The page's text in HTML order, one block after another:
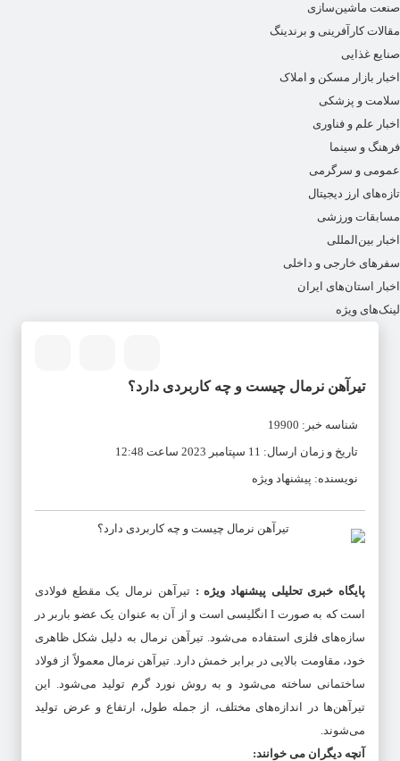
صنعت ماشین‌سازی
مقالات کارآفرینی و برندینگ
صنایع غذایی
اخبار بازار مسکن و املاک
سلامت و پزشکی
اخبار علم و فناوری
فرهنگ و سینما
عمومی و سرگرمی
تازه‌های ارز دیجیتال
مسابقات ورزشی
اخبار بین‌المللی
سفرهای خارجی و داخلی
اخبار استان‌های ایران
لینک‌های ویژه
تیرآهن نرمال چیست و چه کاربردی دارد؟
شناسه خبر: 19900
تاریخ و زمان ارسال: 11 سپتامبر 2023 ساعت 12:48
نویسنده: پیشنهاد ویژه
پایگاه خبری تحلیلی پیشنهاد ویژه : تیرآهن نرمال یک مقطع فولادی
است که به صورت I انگلیسی است و از آن به عنوان یک عضو باربر در
سازه‌های فلزی استفاده می‌شود. تیرآهن نرمال به دلیل شکل ظاهری
خود، مقاومت بالایی در برابر خمش دارد. تیرآهن نرمال معمولاً از فولاد
ساختمانی ساخته می‌شود و به روش نورد گرم تولید می‌شود. این
تیرآهن‌ها در اندازه‌های مختلف، از جمله طول، ارتفاع و عرض تولید
می‌شوند.
آنچه دیگران می خوانند: